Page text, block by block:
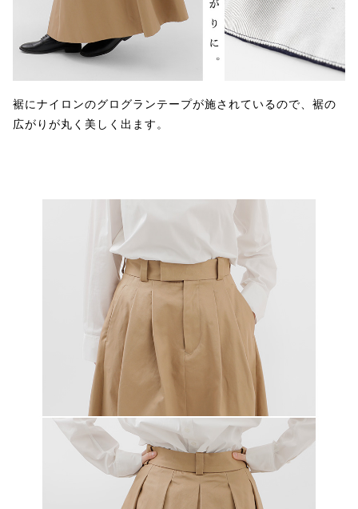
裾にナイロンのグログランテープが施されているので、裾の
広がりが丸く美しく出ます。